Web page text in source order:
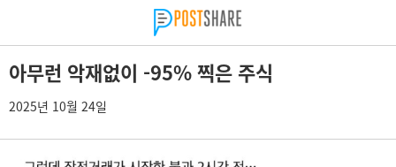
아무런 악재없이 -95% 찍은 주식
2025년 10월 24일